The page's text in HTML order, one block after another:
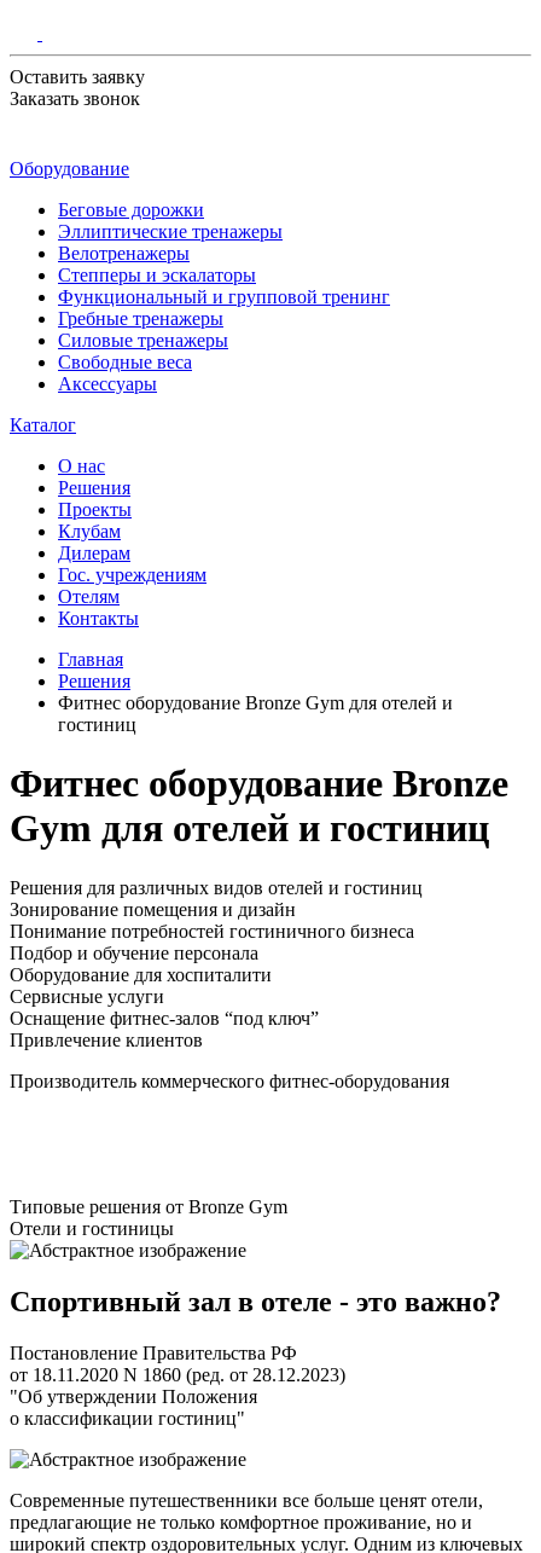
Оставить заявку
Заказать звонок
Оборудование
Беговые дорожки
Эллиптические тренажеры
Велотренажеры
Степперы и эскалаторы
Функциональный и групповой тренинг
Гребные тренажеры
Силовые тренажеры
Свободные веса
Аксессуары
Каталог
О нас
Решения
Проекты
Клубам
Дилерам
Гос. учреждениям
Отелям
Контакты
Главная
Решения
Фитнес оборудование Bronze Gym для отелей и
гостиниц
Фитнес оборудование Bronze
Gym для отелей и гостиниц
Решения для различных видов отелей и гостиниц
Зонирование помещения и дизайн
Понимание потребностей гостиничного бизнеса
Подбор и обучение персонала
Оборудование для хоспиталити
Сервисные услуги
Оснащение фитнес-залов “под ключ”
Привлечение клиентов
Производитель коммерческого фитнес-оборудования
Типовые решения от Bronze Gym
Отели и гостиницы
Спортивный зал в отеле - это важно?
Постановление Правительства РФ
от 18.11.2020 N 1860 (ред. от 28.12.2023)
"Об утверждении Положения
о классификации гостиниц"
Современные путешественники все больше ценят отели,
предлагающие не только комфортное проживание, но и
широкий спектр оздоровительных услуг. Одним из ключевых